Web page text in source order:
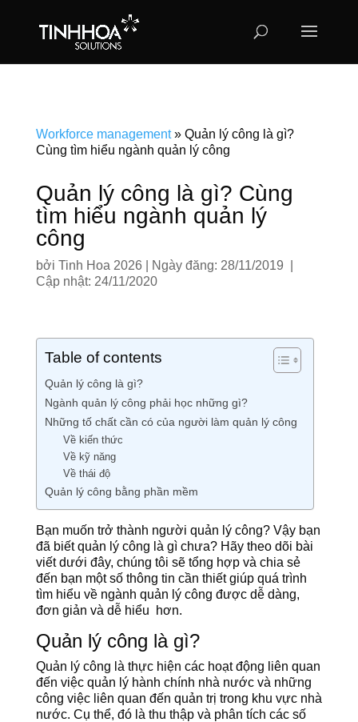
Workforce management» Quản lý công là gì?
Cùng tìm hiểu ngành quản lý công
Quản lý công là gì? Cùng
tìm hiểu ngành quản lý
công
bởi Tinh Hoa 2026
Ngày đăng: 28/11/2019 |
Cập nhật: 24/11/2020
Table of contents
Quản lý công là gì?
Ngành quản lý công phải học những gì?
Những tố chất cần có của người làm quản lý công
Về kiến thức
Về kỹ năng
Về thái độ
Quản lý công bằng phần mềm
Bạn muốn trở thành người quản lý công? Vậy bạn
đã biết quản lý công là gì chưa? Hãy theo dõi bài
viết dưới đây, chúng tôi sẽ tổng hợp và chia sẻ
đến bạn một số thông tin cần thiết giúp quá trình
tìm hiểu về ngành quản lý công được dễ dàng,
đơn giản và dễ hiểu hơn.
Quản lý công là gì?
Quản lý công là thực hiện các hoạt động liên quan
đến việc quản lý hành chính nhà nước và những
công việc liên quan đến quản trị trong khu vực nhà
nước. Cụ thể, đó là thu thập và phân tích các số